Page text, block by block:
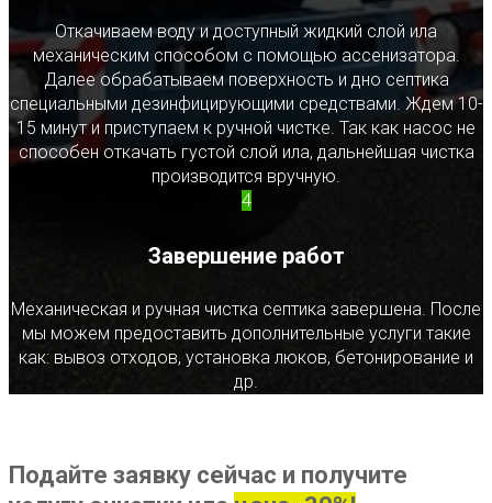
Откачиваем воду и доступный жидкий слой ила
механическим способом с помощью ассенизатора.
Далее обрабатываем поверхность и дно септика
специальными дезинфицирующими средствами. Ждем 10-
15 минут и приступаем к ручной чистке. Так как насос не
способен откачать густой слой ила, дальнейшая чистка
производится вручную.
4
Завершение работ
Механическая и ручная чистка септика завершена. После
мы можем предоставить дополнительные услуги такие
как: вывоз отходов, установка люков, бетонирование и
др.
Подайте заявку сейчас и получите